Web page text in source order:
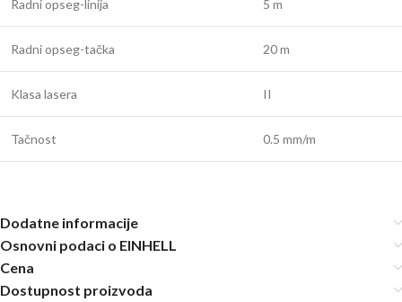
Radni opseg-linija 5 m
Radni opseg-tačka 20 m
Klasa lasera II
Tačnost 0.5 mm/m
Dodatne informacije
Osnovni podaci o EINHELL
Cena
Dostupnost proizvoda